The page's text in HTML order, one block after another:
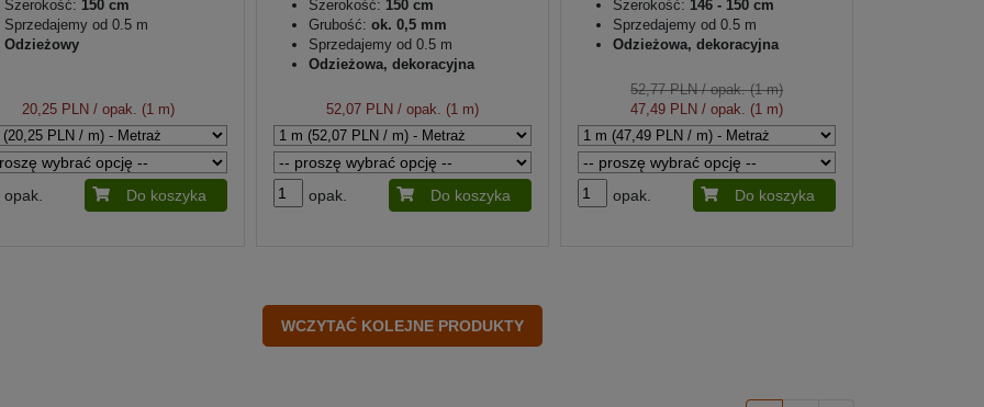
Szerokość: 150 cm
Sprzedajemy od 0.5 m
Odzieżowy
20,25 PLN / opak. (1 m)
opak. Do koszyka
Szerokość: 150 cm
Grubość: ok. 0,5 mm
Sprzedajemy od 0.5 m
Odzieżowa, dekoracyjna
52,07 PLN / opak. (1 m)
opak. Do koszyka
Szerokość: 146 - 150 cm
Sprzedajemy od 0.5 m
Odzieżowa, dekoracyjna
52,77 PLN/ opak. (1 m)
47,49 PLN / opak. (1 m)
opak. Do koszyka